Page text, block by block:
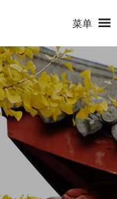
菜单